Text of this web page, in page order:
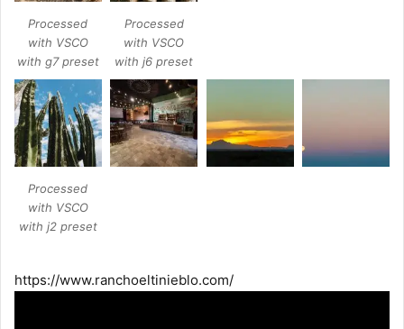
Processed
with VSCO
with g7 preset
Processed
with VSCO
with j6 preset
Processed
with VSCO
with j2 preset
https://www.ranchoeltinieblo.com/